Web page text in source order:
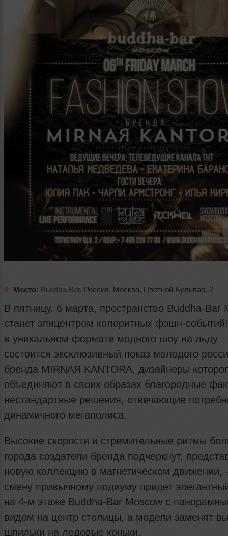
Место: Buddha-Bar, Россия, Москва, Цветной Бульвар, 2
В пятницу, 6 марта, пространство Buddha-Bar
станет эпицентром колоритных фэшн-
в уникальном формате модного шоу на льду
состоится эксклюзивный показ молодого
бренда MIRNAЯ KANTORA, дизайнеры
объединяют в своих образах благородные
нестандартные решения, отвечающие
динамичного мегаполиса.
Высокие скорости и стремительные ритмы
города создатели бренда подчеркнут,
новую коллекцию в магнетическом движении,
смену привычному подиуму придет
на 4-м этаже Buddha-Bar Moscow с
видом на центр столицы, а модели заменят
шпильки на ледовые коньки.